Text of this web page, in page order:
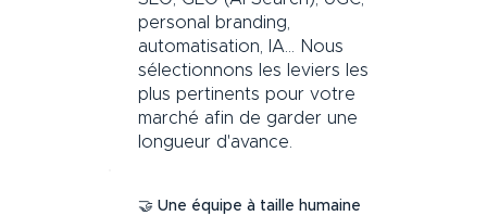
personal branding,
automatisation, IA… Nous
sélectionnons les leviers les
plus pertinents pour votre
marché afin de garder une
longueur d'avance.
🤝 Une équipe à taille humaine